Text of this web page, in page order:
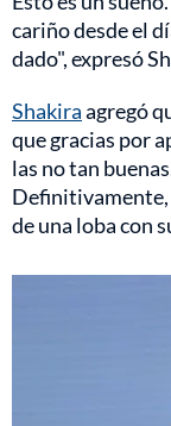
cariño desde el
dado", expresó
Shakiraagregó
que gracias por
las no tan
Definitivamente,
de una loba con